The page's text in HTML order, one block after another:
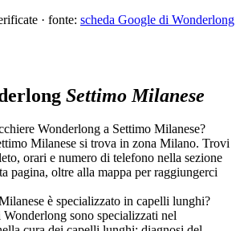
· fonte: scheda Google di Wonderlong
Settimo Milanese
Wonderlong a Settimo Milanese?
Milanese si trova in zona Milano. Trovi
orari e numero di telefono nella sezione
pagina, oltre alla mappa per raggiungerci
è specializzato in capelli lunghi?
sono specializzati nel